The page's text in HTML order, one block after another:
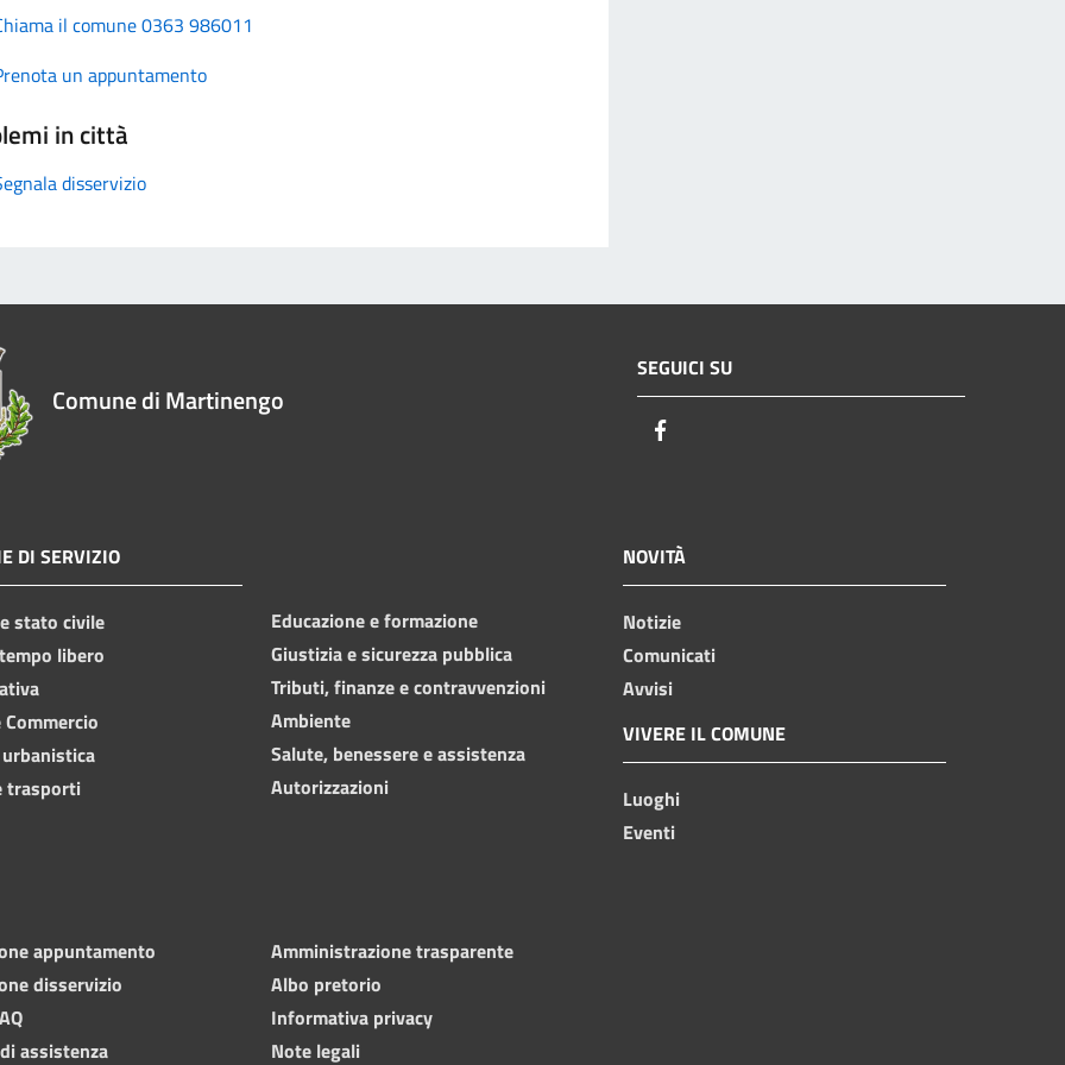
il comune 0363 986011
un appuntamento
in città
disservizio
Comune di Martinengo
SEGUICI SU
DI SERVIZIO
stato civile
libero
trasporti
Educazione e formazione
Giustizia e sicurezza pubblica
Tributi, finanze e contravvenzioni
Ambiente
Salute, benessere e assistenza
Autorizzazioni
NOVITÀ
Notizie
Comunicati
Avvisi
VIVERE IL COMUNE
Luoghi
Eventi
appuntamento
disservizio
assistenza
Amministrazione trasparente
Albo pretorio
Informativa privacy
Note legali